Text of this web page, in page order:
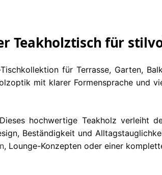
Teakholztisch für
für Terrasse, Garten,
mit klarer Formensprache und
hochwertige Teakholz verleiht
Beständigkeit und
, Lounge-Konzepten oder einer